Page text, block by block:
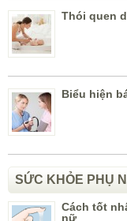
Thói quen
Biểu hiện
SỨC KHỎE PHỤ
Cách tốt
nữ